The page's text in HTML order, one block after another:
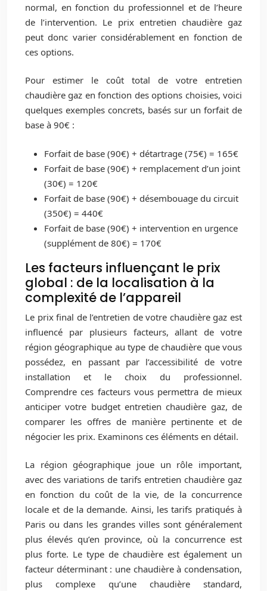
normal, en fonction du professionnel et de l’heure
de l’intervention. Le prix entretien chaudière gaz
peut donc varier considérablement en fonction de
ces options.
Pour estimer le coût total de votre entretien
chaudière gaz en fonction des options choisies, voici
quelques exemples concrets, basés sur un forfait de
base à 90€ :
Forfait de base (90€) + détartrage (75€) = 165€
Forfait de base (90€) + remplacement d’un joint
(30€) = 120€
Forfait de base (90€) + désembouage du circuit
(350€) = 440€
Forfait de base (90€) + intervention en urgence
(supplément de 80€) = 170€
Les facteurs influençant le prix
global : de la localisation à la
complexité de l’appareil
Le prix final de l’entretien de votre chaudière gaz est
influencé par plusieurs facteurs, allant de votre
région géographique au type de chaudière que vous
possédez, en passant par l’accessibilité de votre
installation et le choix du professionnel.
Comprendre ces facteurs vous permettra de mieux
anticiper votre budget entretien chaudière gaz, de
comparer les offres de manière pertinente et de
négocier les prix. Examinons ces éléments en détail.
La région géographique joue un rôle important,
avec des variations de tarifs entretien chaudière gaz
en fonction du coût de la vie, de la concurrence
locale et de la demande. Ainsi, les tarifs pratiqués à
Paris ou dans les grandes villes sont généralement
plus élevés qu’en province, où la concurrence est
plus forte. Le type de chaudière est également un
facteur déterminant : une chaudière à condensation,
plus complexe qu’une chaudière standard,